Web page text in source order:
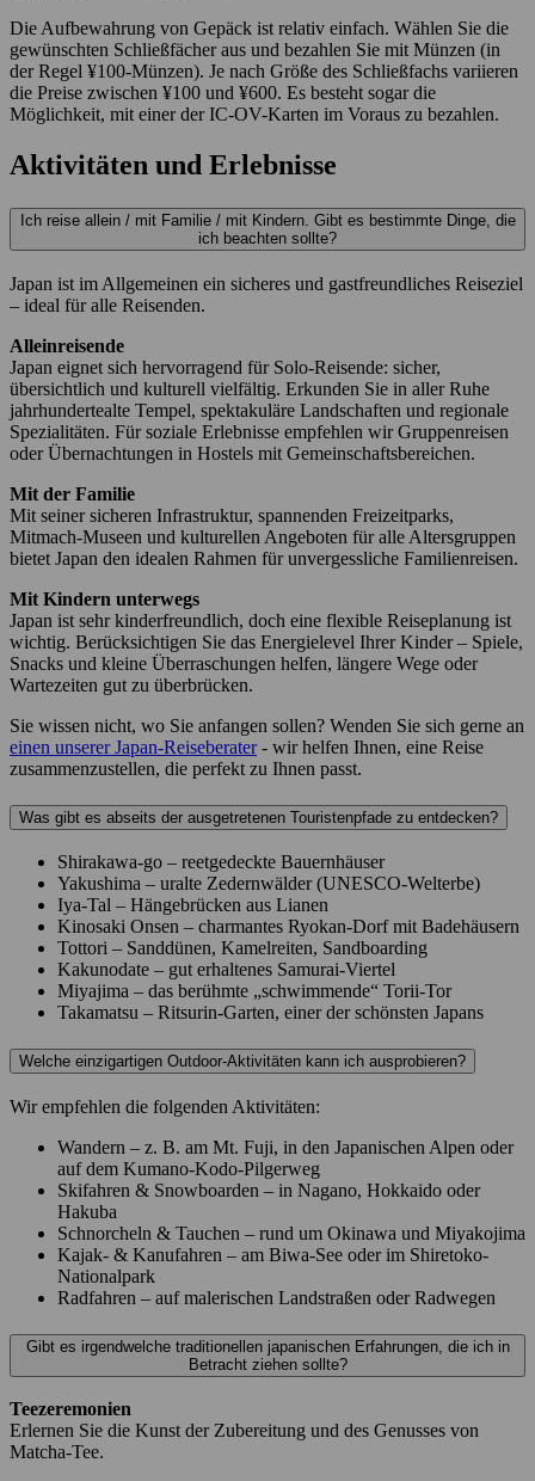
Die Aufbewahrung von Gepäck ist relativ einfach. Wählen Sie die
gewünschten Schließfächer aus und bezahlen Sie mit Münzen (in
der Regel ¥100-Münzen). Je nach Größe des Schließfachs variieren
die Preise zwischen ¥100 und ¥600. Es besteht sogar die
Möglichkeit, mit einer der IC-OV-Karten im Voraus zu bezahlen.
Aktivitäten und Erlebnisse
Ich reise allein / mit Familie / mit Kindern. Gibt es bestimmte Dinge, die
ich beachten sollte?
Japan ist im Allgemeinen ein sicheres und gastfreundliches Reiseziel
– ideal für alle Reisenden.
Alleinreisende
Japan eignet sich hervorragend für Solo-Reisende: sicher,
übersichtlich und kulturell vielfältig. Erkunden Sie in aller Ruhe
jahrhundertealte Tempel, spektakuläre Landschaften und regionale
Spezialitäten. Für soziale Erlebnisse empfehlen wir Gruppenreisen
oder Übernachtungen in Hostels mit Gemeinschaftsbereichen.
Mit der Familie
Mit seiner sicheren Infrastruktur, spannenden Freizeitparks,
Mitmach-Museen und kulturellen Angeboten für alle Altersgruppen
bietet Japan den idealen Rahmen für unvergessliche Familienreisen.
Mit Kindern unterwegs
Japan ist sehr kinderfreundlich, doch eine flexible Reiseplanung ist
wichtig. Berücksichtigen Sie das Energielevel Ihrer Kinder – Spiele,
Snacks und kleine Überraschungen helfen, längere Wege oder
Wartezeiten gut zu überbrücken.
Sie wissen nicht, wo Sie anfangen sollen? Wenden Sie sich gerne an
einen unserer Japan-Reiseberater- wir helfen Ihnen, eine Reise
zusammenzustellen, die perfekt zu Ihnen passt.
Was gibt es abseits der ausgetretenen Touristenpfade zu entdecken?
Shirakawa-go – reetgedeckte Bauernhäuser
Yakushima – uralte Zedernwälder (UNESCO-Welterbe)
Iya-Tal – Hängebrücken aus Lianen
Kinosaki Onsen – charmantes Ryokan-Dorf mit Badehäusern
Tottori – Sanddünen, Kamelreiten, Sandboarding
Kakunodate – gut erhaltenes Samurai-Viertel
Miyajima – das berühmte „schwimmende“ Torii-Tor
Takamatsu – Ritsurin-Garten, einer der schönsten Japans
Welche einzigartigen Outdoor-Aktivitäten kann ich ausprobieren?
Wir empfehlen die folgenden Aktivitäten:
Wandern – z. B. am Mt. Fuji, in den Japanischen Alpen oder
auf dem Kumano-Kodo-Pilgerweg
Skifahren & Snowboarden – in Nagano, Hokkaido oder
Hakuba
Schnorcheln & Tauchen – rund um Okinawa und Miyakojima
Kajak- & Kanufahren – am Biwa-See oder im Shiretoko-
Nationalpark
Radfahren – auf malerischen Landstraßen oder Radwegen
Gibt es irgendwelche traditionellen japanischen Erfahrungen, die ich in
Betracht ziehen sollte?
Teezeremonien
Erlernen Sie die Kunst der Zubereitung und des Genusses von
Matcha-Tee.